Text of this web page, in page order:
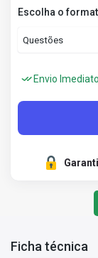
Escolha o
Envio Imediato
Ficha técnica